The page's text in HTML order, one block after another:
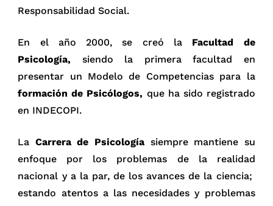
Responsabilidad Social.
En el año 2000, se creó la Facultad de
Psicología, siendo la primera facultad en
presentar un Modelo de Competencias para la
formación de Psicólogos, que ha sido registrado
en INDECOPI.
La Carrera de Psicología siempre mantiene su
enfoque por los problemas de la realidad
nacional y a la par, de los avances de la ciencia;
estando atentos a las necesidades y problemas